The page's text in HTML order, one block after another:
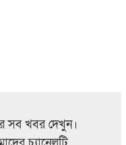
সব খবর দেখুন।